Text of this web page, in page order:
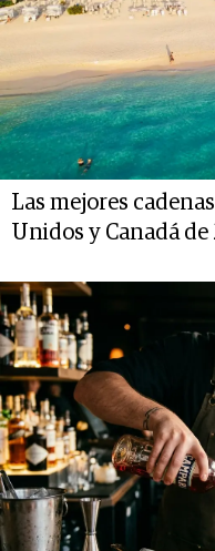
Las mejores
Unidos y Canadá de